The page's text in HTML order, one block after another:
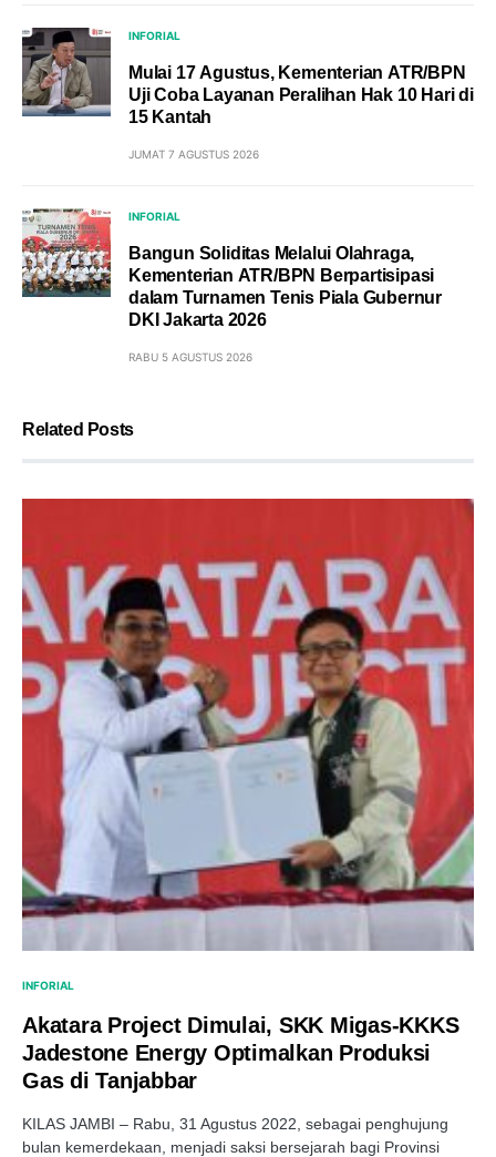
INFORIAL
Mulai 17 Agustus, Kementerian ATR/BPN
Uji Coba Layanan Peralihan Hak 10 Hari di
15 Kantah
JUMAT 7 AGUSTUS 2026
INFORIAL
Bangun Soliditas Melalui Olahraga,
Kementerian ATR/BPN Berpartisipasi
dalam Turnamen Tenis Piala Gubernur
DKI Jakarta 2026
RABU 5 AGUSTUS 2026
Related Posts
INFORIAL
Akatara Project Dimulai, SKK Migas-KKKS
Jadestone Energy Optimalkan Produksi
Gas di Tanjabbar
KILAS JAMBI – Rabu, 31 Agustus 2022, sebagai penghujung
bulan kemerdekaan, menjadi saksi bersejarah bagi Provinsi